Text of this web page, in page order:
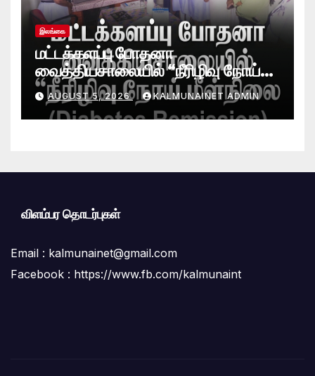
இலங்கை
மட்டக்களப்பு போதனா
வைத்தியசாலையில் “நீரிழிவு நோய்
மீள்நிலை (Diabetes Remission)
கிளினிக்” வெற்றிகரமாக ஆரம்பம்
AUGUST 5, 2026 KALMUNAINET ADMIN
விளம்பர தொடர்புகள்
Email : kalmunainet@gmail.com
Facebook : https://www.fb.com/kalmunaint